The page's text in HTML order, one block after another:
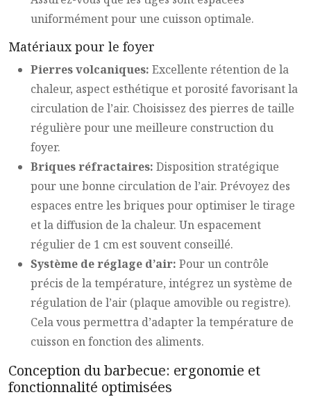
uniformément pour une cuisson optimale.
Matériaux pour le foyer
Pierres volcaniques: Excellente rétention de la
chaleur, aspect esthétique et porosité favorisant la
circulation de l’air. Choisissez des pierres de taille
régulière pour une meilleure construction du
foyer.
Briques réfractaires: Disposition stratégique
pour une bonne circulation de l’air. Prévoyez des
espaces entre les briques pour optimiser le tirage
et la diffusion de la chaleur. Un espacement
régulier de 1 cm est souvent conseillé.
Système de réglage d’air: Pour un contrôle
précis de la température, intégrez un système de
régulation de l’air (plaque amovible ou registre).
Cela vous permettra d’adapter la température de
cuisson en fonction des aliments.
Conception du barbecue: ergonomie et
fonctionnalité optimisées